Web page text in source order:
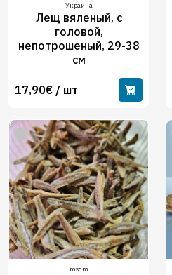
Украина
Лещ вяленый, с
головой,
непотрошеный, 29-38
см
17,90€ / шт
msdm